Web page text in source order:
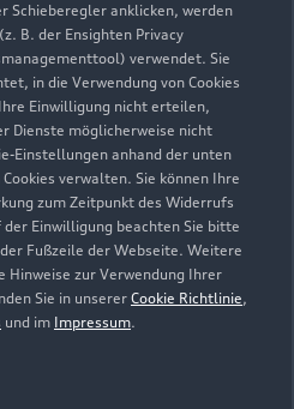
Schieberegler anklicken, werden
B. der Ensighten Privacy
verwendet. Sie
in die Verwendung von Cookies
Einwilligung nicht erteilen,
Dienste möglicherweise nicht
Einstellungen anhand der unten
verwalten. Sie können Ihre
zum Zeitpunkt des Widerrufs
Einwilligung beachten Sie bitte
Fußzeile der Webseite. Weitere
Hinweise zur Verwendung Ihrer
Sie in unserer Cookie Richtlinie,
und im Impressum.
Sommer glänzt: die
Tasche.